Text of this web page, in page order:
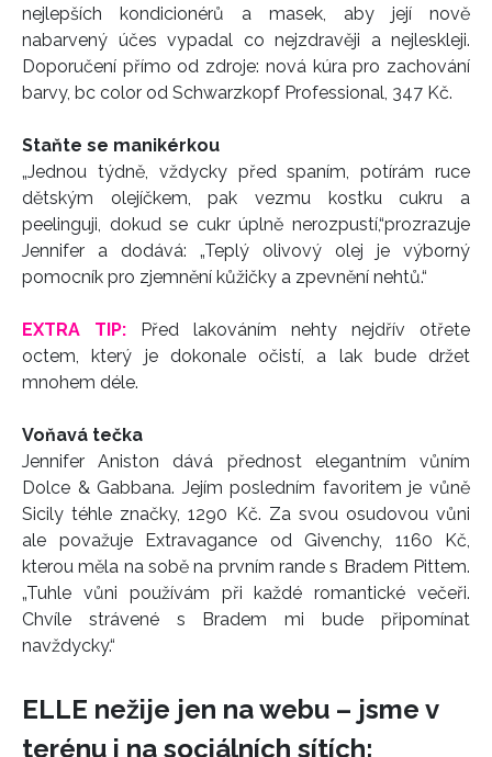
nejlepších kondicionérů a masek, aby její nově
nabarvený účes vypadal co nejzdravěji a nejleskleji.
Doporučení přímo od zdroje: nová kúra pro zachování
barvy, bc color od Schwarzkopf Professional, 347 Kč.
Staňte se manikérkou
„Jednou týdně, vždycky před spaním, potírám ruce
dětským olejíčkem, pak vezmu kostku cukru a
peelinguji, dokud se cukr úplně nerozpustí,“prozrazuje
Jennifer a dodává: „Teplý olivový olej je výborný
pomocník pro zjemnění kůžičky a zpevnění nehtů.“
EXTRA TIP: Před lakováním nehty nejdřív otřete
octem, který je dokonale očistí, a lak bude držet
mnohem déle.
Voňavá tečka
Jennifer Aniston dává přednost elegantním vůním
Dolce & Gabbana. Jejím posledním favoritem je vůně
Sicily téhle značky, 1290 Kč. Za svou osudovou vůni
ale považuje Extravagance od Givenchy, 1160 Kč,
kterou měla na sobě na prvním rande s Bradem Pittem.
„Tuhle vůni používám při každé romantické večeři.
Chvíle strávené s Bradem mi bude připomínat
navždycky.“
ELLE nežije jen na webu – jsme v
terénu i na sociálních sítích: